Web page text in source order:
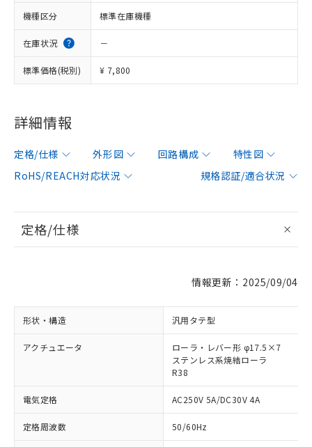
機種区分 標準在庫機種
在庫状況 －
標準価格(税別) ¥ 7,800
詳細情報
定格/仕様 外形図 回路構成
特性図
RoHS/REACH対応状況
規格認証/適合状況
定格/仕様
情報更新：2025/09/04
形状・構造 汎用タテ型
アクチュエータ
ローラ・レバー形 φ17.5×7
ステンレス系焼結ローラ
R38
電気定格 AC250V 5A/DC30V 4A
定格周波数 50/60Hz